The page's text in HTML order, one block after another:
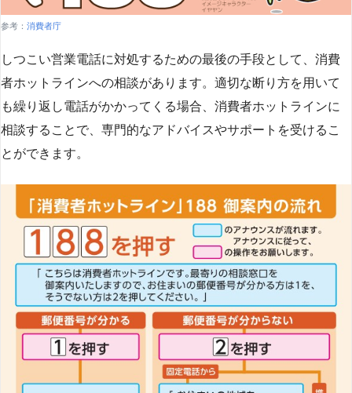
参考： 消費者庁
しつこい営業電話に対処するための最後の手段として、消費
者ホットラインへの相談があります。適切な断り方を用いて
も繰り返し電話がかかってくる場合、消費者ホットラインに
相談することで、専門的なアドバイスやサポートを受けるこ
とができます​​。